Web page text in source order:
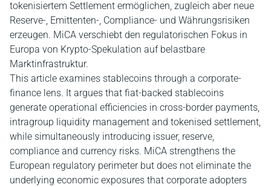
tokenisiertem Settlement ermöglichen, zugleich aber neue
Reserve-, Emittenten-, Compliance- und Währungsrisiken
erzeugen. MiCA verschiebt den regulatorischen Fokus in
Europa von Krypto-Spekulation auf belastbare
Marktinfrastruktur.
This article examines stablecoins through a corporate-
finance lens. It argues that fiat-backed stablecoins
generate operational efficiencies in cross-border payments,
intragroup liquidity management and tokenised settlement,
while simultaneously introducing issuer, reserve,
compliance and currency risks. MiCA strengthens the
European regulatory perimeter but does not eliminate the
underlying economic exposures that corporate adopters